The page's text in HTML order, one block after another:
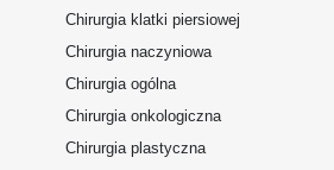
Chirurgia klatki piersiowej
Chirurgia naczyniowa
Chirurgia ogólna
Chirurgia onkologiczna
Chirurgia plastyczna